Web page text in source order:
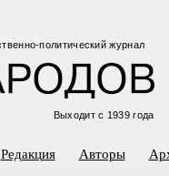
политический журнал
Выходит с 1939 года
Редакция Авторы